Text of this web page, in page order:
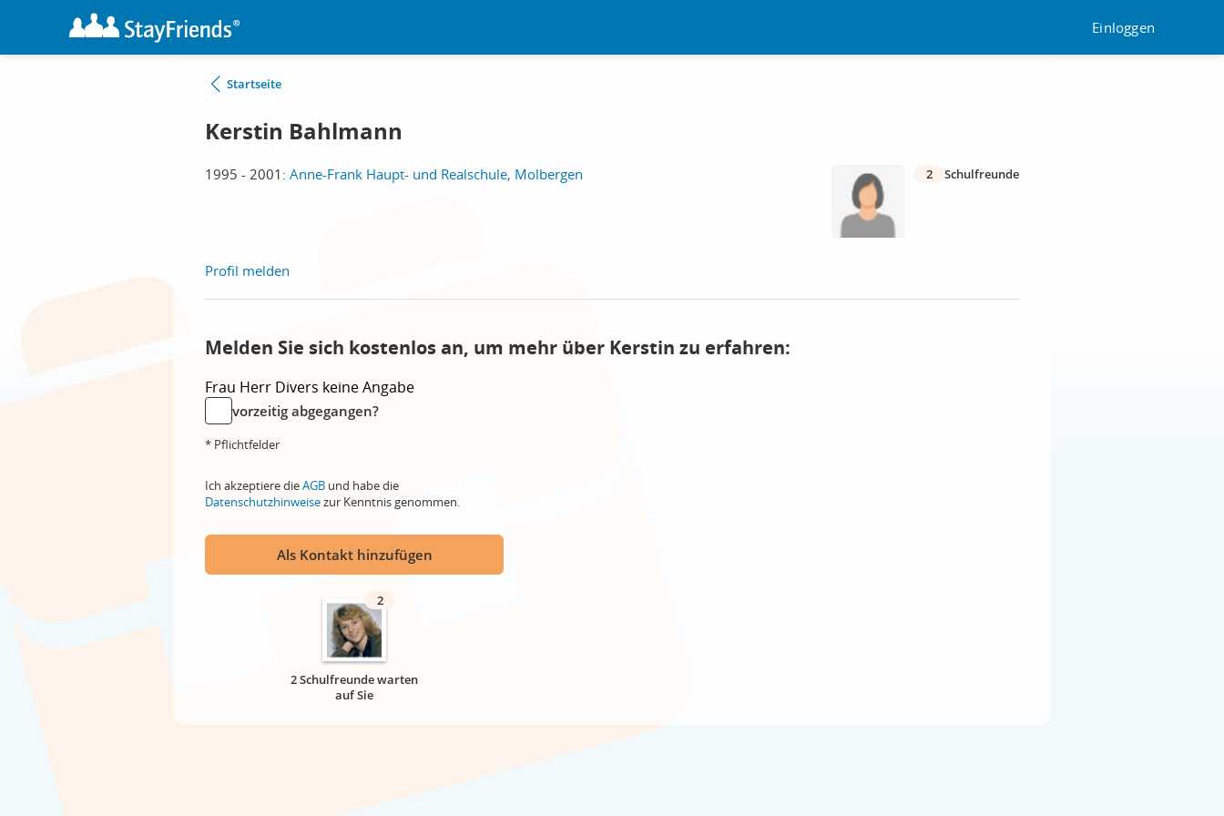
Einloggen
Startseite
Kerstin Bahlmann
1995 - 2001: Anne-Frank Haupt- und Realschule, Molbergen 2 Schulfreunde
Profil melden
Melden Sie sich kostenlos an, um mehr über Kerstin zu erfahren:
Frau Herr Divers keine Angabe
vorzeitig abgegangen?
* Pflichtfelder
Ich akzeptiere dieAGB und habe die
Datenschutzhinweisezur Kenntnis genommen.
Als Kontakt hinzufügen
2
2 Schulfreunde warten
auf Sie